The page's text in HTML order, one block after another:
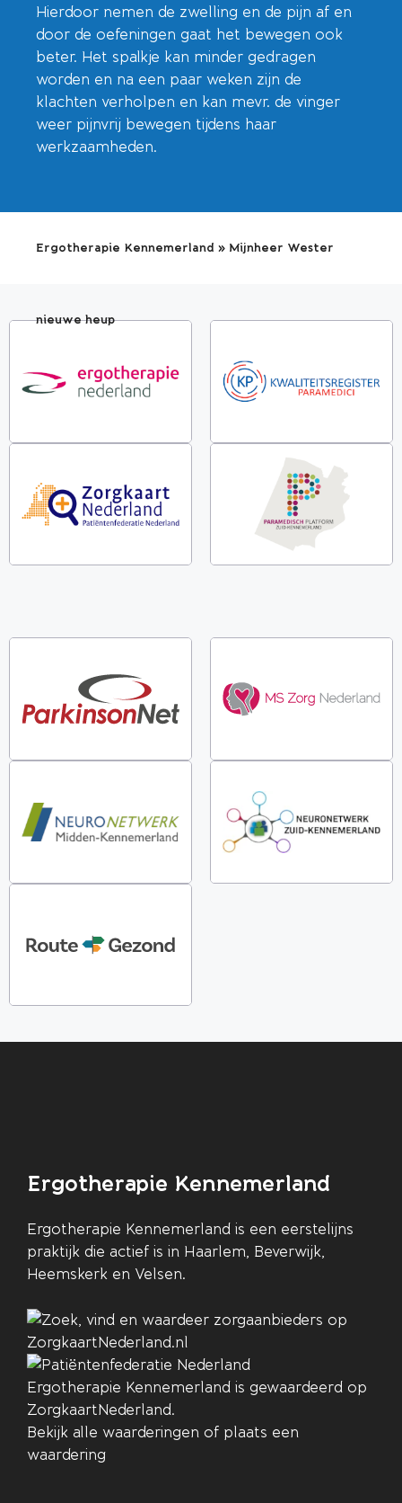
Hierdoor nemen de zwelling en de pijn af en
door de oefeningen gaat het bewegen ook
beter. Het spalkje kan minder gedragen
worden en na een paar weken zijn de
klachten verholpen en kan mevr. de vinger
weer pijnvrij bewegen tijdens haar
werkzaamheden.
Ergotherapie Kennemerland » Mijnheer Wester
nieuwe heup
Ergotherapie Kennemerland
Ergotherapie Kennemerland is een eerstelijns
praktijk die actief is in Haarlem, Beverwijk,
Heemskerk en Velsen.
Ergotherapie Kennemerland is gewaardeerd op
ZorgkaartNederland.
Bekijk alle waarderingen of plaats een
waardering